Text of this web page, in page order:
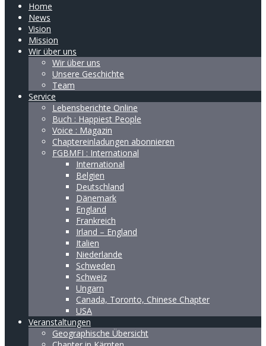
Home
News
Vision
Mission
Wir über uns
Wir über uns
Unsere Geschichte
Team
Service
Lebensberichte Online
Buch : Happiest People
Voice : Magazin
Chaptereinladungen abonnieren
FGBMFI : International
International
Belgien
Deutschland
Dänemark
England
Frankreich
Irland – England
Italien
Niederlande
Schweden
Schweiz
Ungarn
Canada, Toronto, Chinese Chapter
USA
Veranstaltungen
Geographische Übersicht